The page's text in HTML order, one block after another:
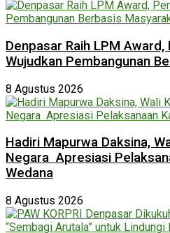
Denpasar Raih LPM
Wujudkan Pembangunan
8 Agustus 2026
Hadiri Mapurwa Daksina,
Negara Apresiasi
Wedana
8 Agustus 2026